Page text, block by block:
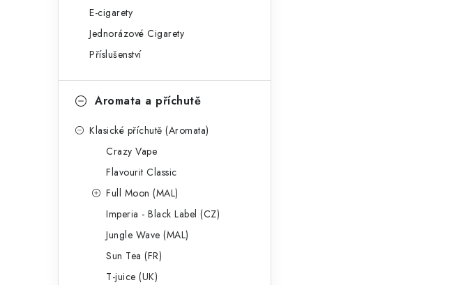
E-cigarety
Jednorázové Cigarety
Příslušenství
Aromata a příchutě
Klasické příchutě (Aromata)
Crazy Vape
Flavourit Classic
Full Moon (MAL)
Imperia - Black Label (CZ)
Jungle Wave (MAL)
Sun Tea (FR)
T-juice (UK)